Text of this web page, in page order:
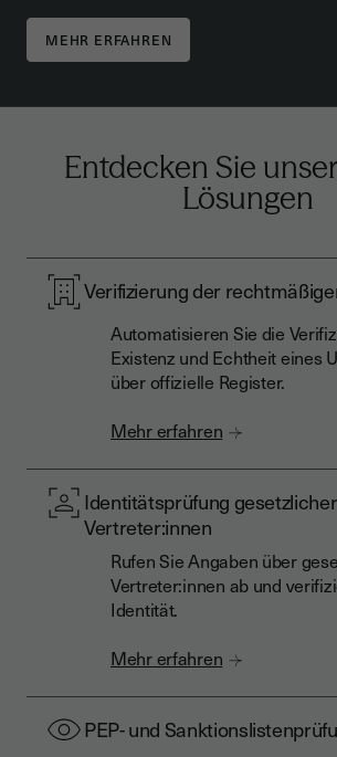
MEHR ERFAHREN
Entdecken Sie
Lösungen
Verifizierung der
Automatisieren Sie die
Existenz und Echtheit eines
über offizielle Register.
Mehr erfahren
Identitätsprüfung gesetzlicher
Vertreter:innen
Rufen Sie Angaben über
Vertreter:innen ab und
Identität.
Mehr erfahren
PEP- und